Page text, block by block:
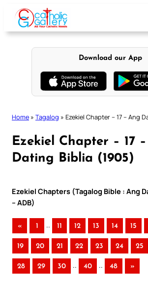
content
Download our App
Home » Tagalog » Ezekiel Chapter – 17 – Ang
Ezekiel Chapter – 17
Dating Biblia (1905)
Ezekiel Chapters (Tagalog Bible : Ang
– ADB)
« 1 .. 11 12 13 14 15
19 20 21 22 23 24 25
28 29 30 .. 40 .. 48 »